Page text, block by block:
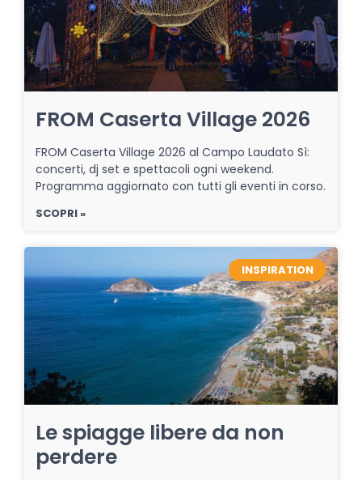
FROM Caserta Village 2026
FROM Caserta Village 2026 al Campo Laudato Sì:
concerti, dj set e spettacoli ogni weekend.
Programma aggiornato con tutti gli eventi in corso.
SCOPRI »
INSPIRATION
Le spiagge libere da non
perdere